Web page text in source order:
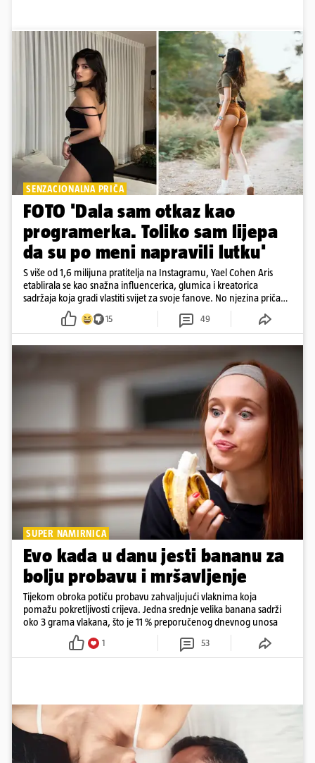
SENZACIONALNA PRIČA
FOTO 'Dala sam otkaz kao
programerka. Toliko sam lijepa
da su po meni napravili lutku'
S više od 1,6 milijuna pratitelja na Instagramu, Yael Cohen Aris
etablirala se kao snažna influencerica, glumica i kreatorica
sadržaja koja gradi vlastiti svijet za svoje fanove. No njezina priča
pokazuje da online slava dolazi i s neočekivanim izazovima
15 49
SUPER NAMIRNICA
Evo kada u danu jesti bananu za
bolju probavu i mršavljenje
Tijekom obroka potiču probavu zahvaljujući vlaknima koja
pomažu pokretljivosti crijeva. Jedna srednje velika banana sadrži
oko 3 grama vlakana, što je 11 % preporučenog dnevnog unosa
1 53